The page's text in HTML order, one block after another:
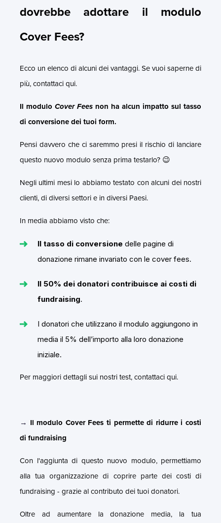
dovrebbe adottare il modulo
Cover Fees?
Ecco un elenco di alcuni dei vantaggi. Se vuoi saperne di
più, contattaci qui.
Il modulo Cover Fees non ha alcun impatto sul tasso
di conversione dei tuoi form.
Pensi davvero che ci saremmo presi il rischio di lanciare
questo nuovo modulo senza prima testarlo? 😉
Negli ultimi mesi lo abbiamo testato con alcuni dei nostri
clienti, di diversi settori e in diversi Paesi.
In media abbiamo visto che:
Il tasso di conversione delle pagine di
donazione rimane invariato con le cover fees.
Il 50% dei donatori contribuisce ai costi di
fundraising.
I donatori che utilizzano il modulo aggiungono in
media il 5% dell’importo alla loro donazione
iniziale.
Per maggiori dettagli sui nostri test, contattaci qui.
→ Il modulo Cover Fees ti permette di ridurre i costi
di fundraising
Con l'aggiunta di questo nuovo modulo, permettiamo
alla tua organizzazione di coprire parte dei costi di
fundraising - grazie al contributo dei tuoi donatori.
Oltre ad aumentare la donazione media, la tua